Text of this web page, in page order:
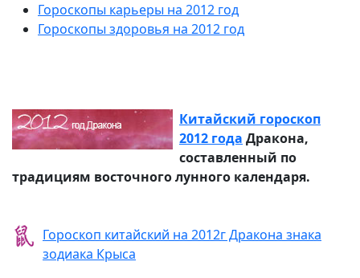
Гороскопы карьеры на 2012 год
Гороскопы здоровья на 2012 год
Китайский гороскоп
2012 года Дракона,
составленный по
традициям восточного лунного календаря.
Гороскоп китайский на 2012г Дракона знака
зодиака Крыса